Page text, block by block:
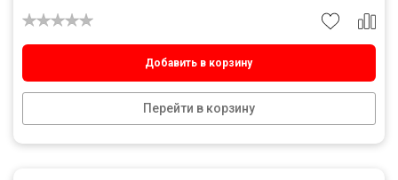
Добавить в корзину
Перейти в корзину